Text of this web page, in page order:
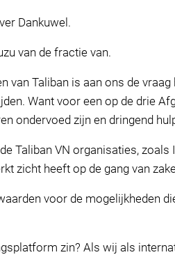
Dankuwel.
van de fractie van.
van Taliban is aan ons de
Want voor een op de drie
ondervoed zijn en dringend
Taliban VN organisaties, zoals
zicht heeft op de gang van
voor de mogelijkheden
zin? Als wij als